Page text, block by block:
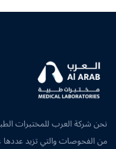
نحن شركة العرب للمختبرات